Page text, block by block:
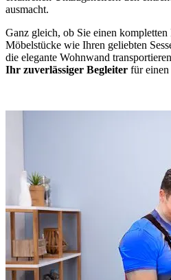
ausmacht.
Ganz gleich, ob Sie einen
Möbelstücke wie Ihren geliebten
die elegante Wohnwand
Ihr zuverlässiger Begleiter für einen